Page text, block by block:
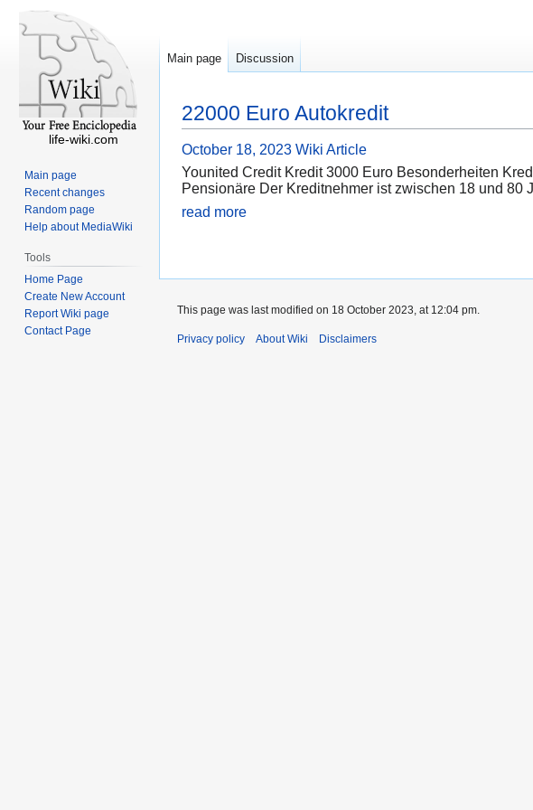
22000 Euro Autokredit
October 18, 2023 Wiki Article
Younited Credit Kredit 3000 Euro Besonderheiten
Pensionäre Der Kreditnehmer ist zwischen 18 und
read more
Main page Discussion
life-wiki.com
Main page
Recent changes
Random page
Help about MediaWiki
Tools
Home Page
Create New Account
Report Wiki page
Contact Page
This page was last modified on 18 October 2023, at 12:04 pm.
Privacy policy About Wiki Disclaimers